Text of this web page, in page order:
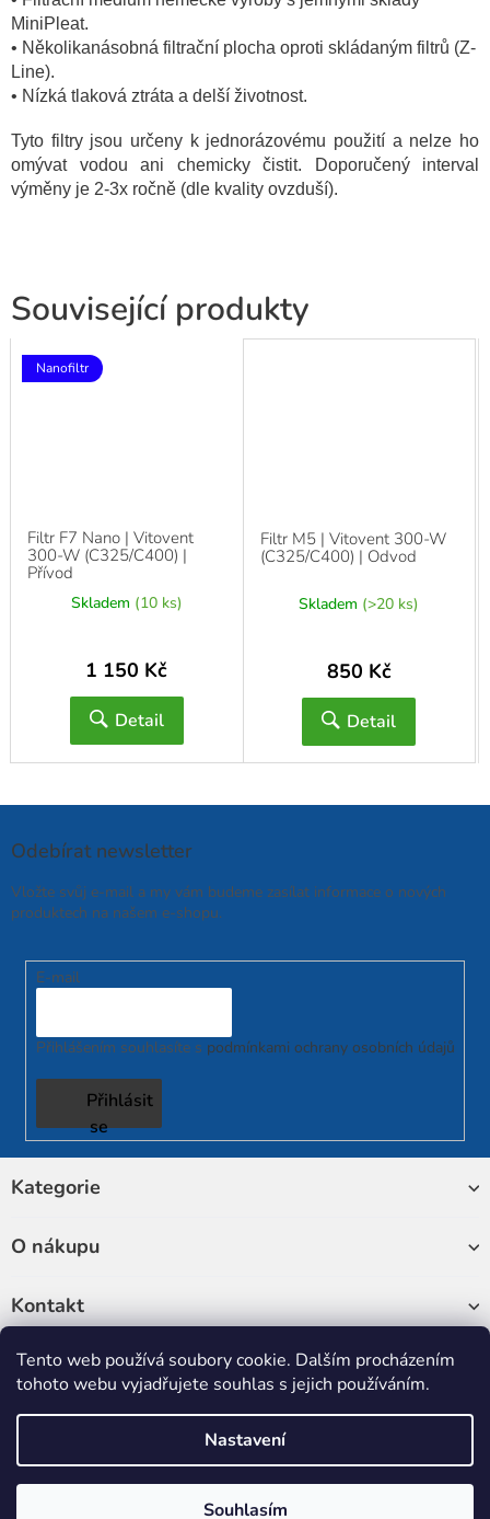
Tento web používá soubory cookie. Dalším procházením
tohoto webu vyjadřujete souhlas s jejich používáním.
Nastavení
Souhlasím
Související produkty
Nanofiltr
Filtr F7 Nano | Vitovent
300-W (C325/C400) |
Přívod
Skladem (10 ks)
1 150 Kč
Detail
Filtr M5 | Vitovent 300-W
(C325/C400) | Odvod
Skladem (>20 ks)
850 Kč
Detail
MiniPleat.
• Několikanásobná filtrační plocha oproti skládaným filtrů (Z-
Line).
• Nízká tlaková ztráta a delší životnost.
Tyto filtry jsou určeny k jednorázovému použití a nelze ho
omývat vodou ani chemicky čistit. Doporučený interval
výměny je 2-3x ročně (dle kvality ovzduší).
Odebírat newsletter
Vložte svůj e-mail a my vám budeme zasílat informace o nových
produktech na našem e-shopu.
E-mail
Přihlášením souhlasíte s podmínkami ochrany osobních údajů
Přihlásit
se
Z
Kategorie
O nákupu
Kontakt
Sledujte nás
Copyright 2026RUKATECH. Všechna práva vyhrazena.Upravit
nastavení cookies